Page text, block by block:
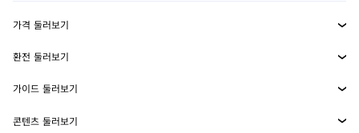
MetaMask Connect
Snaps
웹3 서비스
보안
고객 지원
가격 둘러보기
이더리움 가격
솔라나 가격
환전 둘러보기
ETH를 USD로 환전
USDT를 INR로 환전
가이드 둘러보기
ETH 매수
콘텐츠 둘러보기